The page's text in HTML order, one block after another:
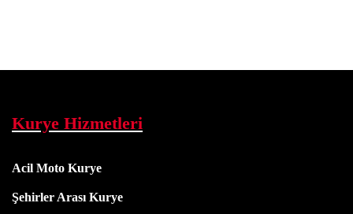
Kurye Hizmetleri
Acil Moto Kurye
Şehirler Arası Kurye